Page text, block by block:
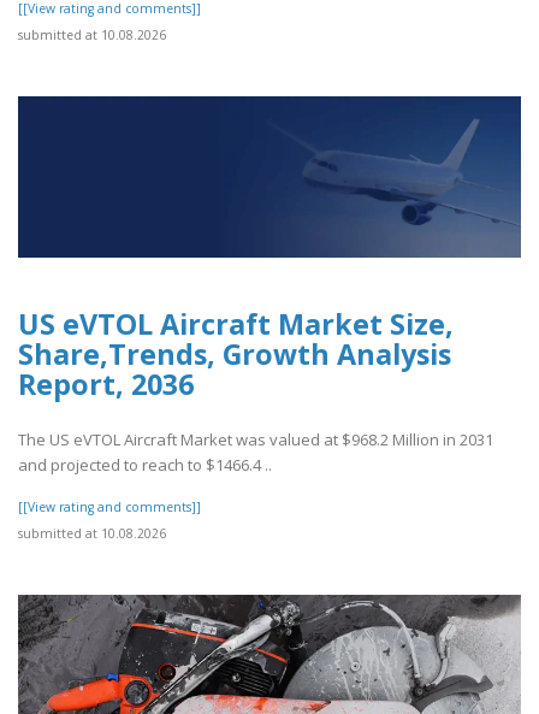
[[View rating and comments]]
submitted at 10.08.2026
US eVTOL Aircraft Market Size,
Share,Trends, Growth Analysis
Report, 2036
The US eVTOL Aircraft Market was valued at $968.2 Million in 2031
and projected to reach to $1466.4 ..
[[View rating and comments]]
submitted at 10.08.2026